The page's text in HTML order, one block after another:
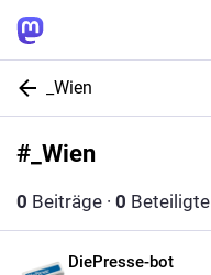
_Wien
# _Wien
0 Beiträge · 0 Beteiligte
DiePresse-bot